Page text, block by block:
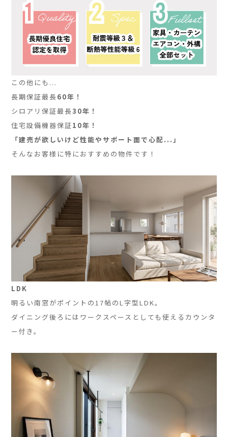
この他にも...
長期保証最長60年 ！
シロアリ保証最長30年 ！
住宅設備機器保証10年 ！
「建売が欲しいけど性能やサポート面で心配...」
そんなお客様に特におすすめの物件です！
LDK
明るい南窓がポイントの17帖のL字型LDK。
ダイニング後ろにはワークスペースとしても使えるカウンタ
ー付き。